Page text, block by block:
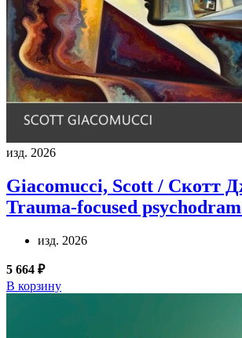
изд. 2026
Giacomucci, Scott / Скотт
Trauma-focused
изд. 2026
5 664 ₽
В корзину